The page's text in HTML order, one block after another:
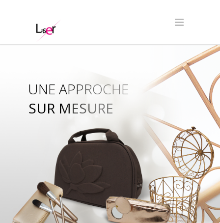
SUR MESURE
UNE APPROCHE